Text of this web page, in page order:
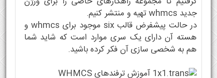
جدید whmcs تهیه و منتشر کنیم.
در حالت پیشفرض قالب six موجود برای whmcs و
هسته آن دارای یک سری موارد است که شاید شما
هم به شخصی سازی آن فکر کرده باشید.